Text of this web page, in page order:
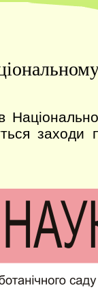
заходи